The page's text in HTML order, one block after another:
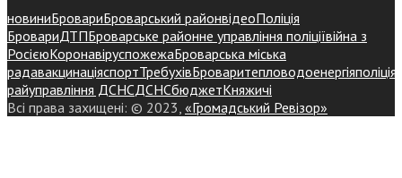
новиниБровариБроварський районвідеоПоліція
БровариДТПБроварське районне управління поліціївійна з
РосієюКоронавіруспожежаБроварська міська
радавакцинаціяспортТребухівБроваритепловодоенергіяполіція
райуправління ДСНСДСНСбюджетКняжичі
Всі права захищені: © 2023, «Громадський Ревізор»